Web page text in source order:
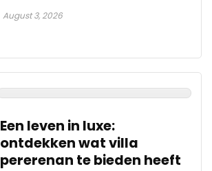
August 3, 2026
Een leven in luxe:
ontdekken wat villa
pererenan te bieden heeft